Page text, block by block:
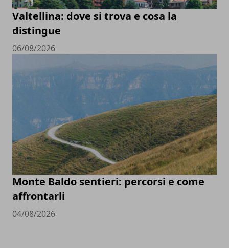
Valtellina: dove si trova e cosa la
distingue
06/08/2026
Monte Baldo sentieri: percorsi e come
affrontarli
04/08/2026